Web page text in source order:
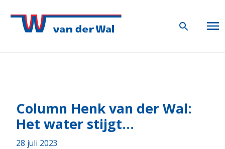
Column Henk van der Wal:
Het water stijgt...
28 juli 2023